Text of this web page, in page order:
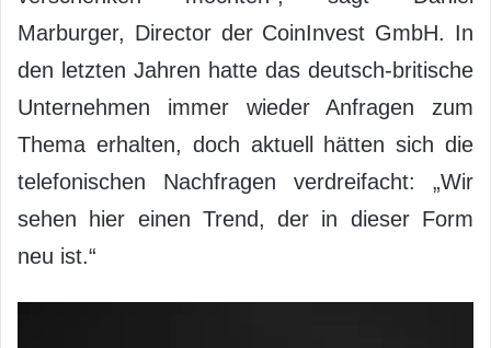
Marburger, Director der CoinInvest GmbH. In
den letzten Jahren hatte das deutsch-britische
Unternehmen immer wieder Anfragen zum
Thema erhalten, doch aktuell hätten sich die
telefonischen Nachfragen verdreifacht: „Wir
sehen hier einen Trend, der in dieser Form
neu ist.“